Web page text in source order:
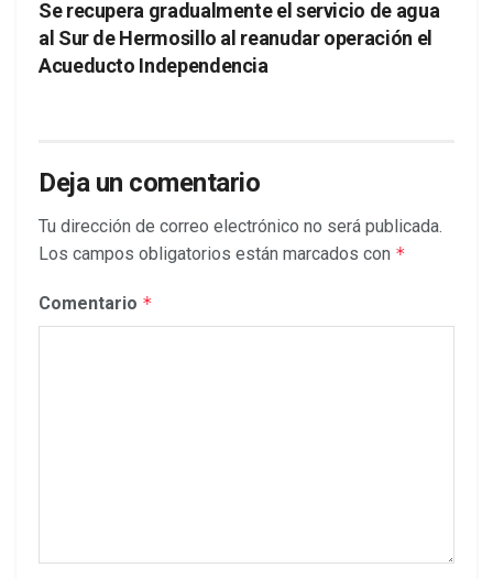
Se recupera gradualmente el servicio de agua
al Sur de Hermosillo al reanudar operación el
Acueducto Independencia
Deja un comentario
Tu dirección de correo electrónico no será publicada.
Los campos obligatorios están marcados con *
Comentario *